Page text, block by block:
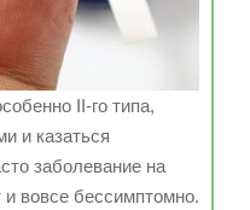
II-го типа,
и казаться
заболевание на
и вовсе бессимптомно.